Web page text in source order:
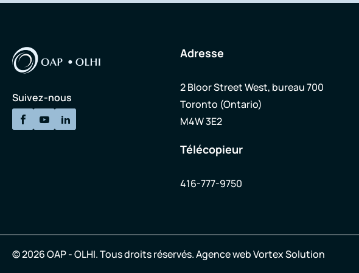
Suivez-nous
Adresse
2 Bloor Street West, bureau 700
Toronto (Ontario)
M4W 3E2
Télécopieur
416-777-9750
© 2026 OAP - OLHI.Tous droits réservés.Agence webVortex Solution